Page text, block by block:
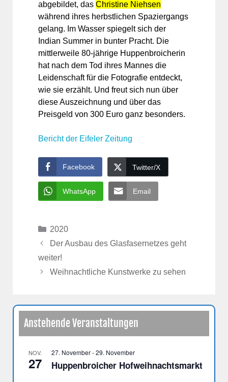
abgebildet, das Christine Niehsen
während ihres herbstlichen Spaziergangs
gelang. Im Wasser spiegelt sich der
Indian Summer in bunter Pracht. Die
mittlerweile 80-jährige Huppenbroicherin
hat nach dem Tod ihres Mannes die
Leidenschaft für die Fotografie entdeckt,
wie sie erzählt. Und freut sich nun über
diese Auszeichnung und über das
Preisgeld von 300 Euro ganz besonders.
Bericht der Eifeler Zeitung
Facebook Twitter/X
WhatsApp Email
Kategorien
2020
Der Ausbau des Glasfasernetzes geht
weiter!
Weihnachtliche Kunstwerke zu sehen
Anstehende Veranstaltungen
NOV.
27
27. November-29. November
Huppenbroicher Hofweihnachtsmarkt